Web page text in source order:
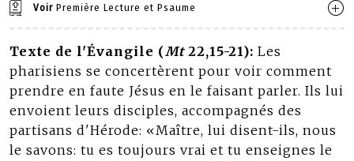
Voir Première Lecture et Psaume
Texte de l'Évangile (Mt22,15-21): Les
pharisiens se concertèrent pour voir comment
prendre en faute Jésus en le faisant parler. Ils lui
envoient leurs disciples, accompagnés des
partisans d'Hérode: «Maître, lui disent-ils, nous
le savons: tu es toujours vrai et tu enseignes le